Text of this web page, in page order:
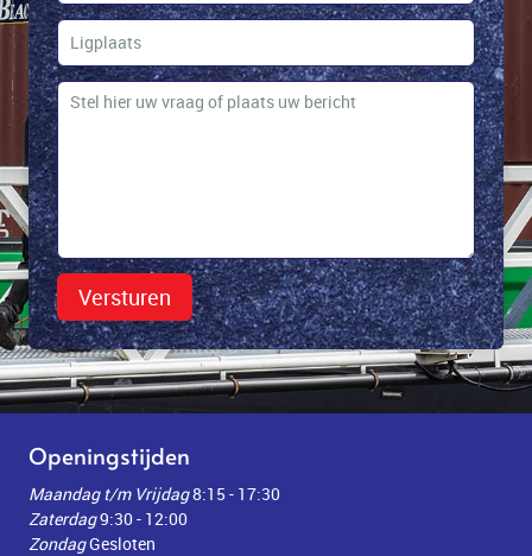
Versturen
Openingstijden
Maandag t/m Vrijdag8:15 - 17:30
Zaterdag9:30 - 12:00
ZondagGesloten